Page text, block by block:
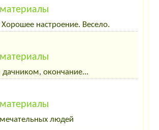
настроение. Весело.
дачником, окончание...
людей